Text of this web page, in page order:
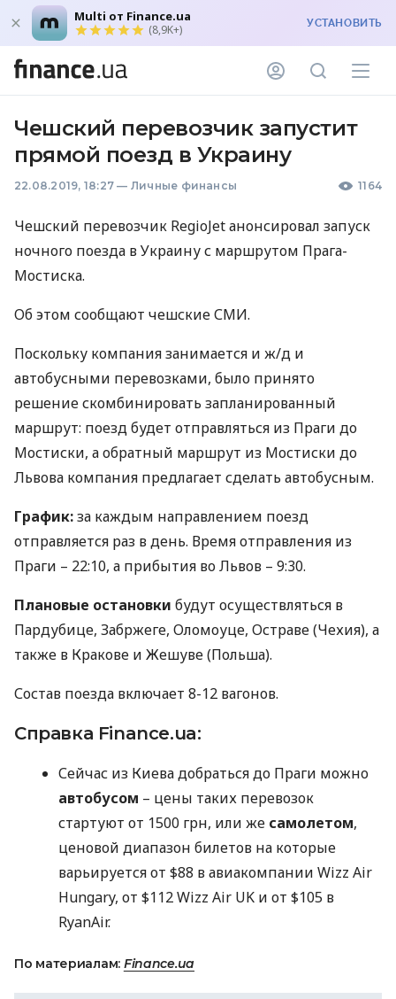
Multi от Finance.ua
(8,9K+) УСТАНОВИТЬ
Чешский перевозчик запустит
прямой поезд в Украину
22.08.2019, 18:27 — Личные финансы 1164
Чешский перевозчик RegioJet анонсировал запуск
ночного поезда в Украину с маршрутом Прага-
Мостиска.
Об этом сообщают чешскиеСМИ.
Поскольку компания занимается и ж/д и
автобусными перевозками, было принято
решение скомбинировать запланированный
маршрут: поезд будет отправляться из Праги до
Мостиски, а обратный маршрут из Мостиски до
Львова компания предлагает сделать автобусным.
График:за каждым направлением поезд
отправляется раз в день. Время отправления из
Праги – 22:10, а прибытия во Львов – 9:30.
Плановые остановки будут осуществляться в
Пардубице, Забржеге, Оломоуце, Остраве (Чехия), а
также в Кракове и Жешуве (Польша).
Состав поезда включает 8-12 вагонов.
Справка Finance.ua:
Сейчас из Киева добраться до Праги можно
автобусом – цены таких перевозок
стартуют от 1500 грн, или же самолетом,
ценовой диапазон билетов на которые
варьируется от $88 в авиакомпании Wizz Air
Hungary‎, от $112 Wizz Air UK и от $105 в
RyanAir.
По материалам: Finance.ua